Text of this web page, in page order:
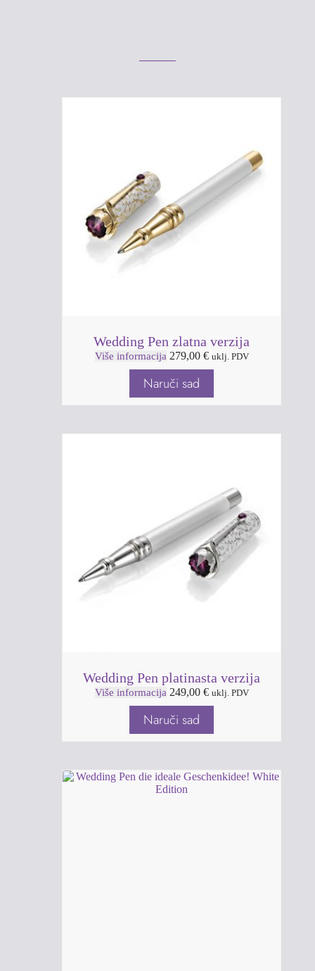
Wedding Pen zlatna verzija
Više informacija 279,00 € uklj. PDV
Naruči sad
Wedding Pen platinasta verzija
Više informacija 249,00 € uklj. PDV
Naruči sad